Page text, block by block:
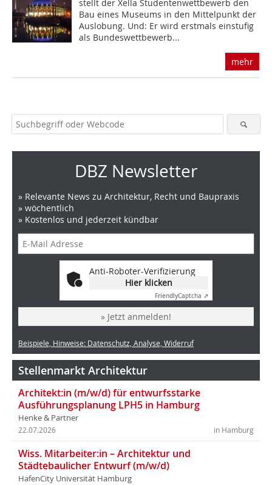
stellt der Xella Studentenwettbewerb den
Bau eines Museums in den Mittelpunkt der
Auslobung. Und: Er wird erstmals einstufig
als Bundeswettbewerb...
mehr
DBZ Newsletter
» Relevante News zu Architektur, Recht und Baupraxis
» wöchentlich
» Kostenlos und jederzeit kündbar
Anti-Roboter-Verifizierung
Hier klicken
FriendlyCaptcha ⇗
» Jetzt anmelden!
Beispiele, Hinweise: Datenschutz, Analyse, Widerruf
Stellenmarkt Architektur
Architekt:in (m/w/d) für entwurfsstarke
Ausführungsplanung LPH5 in Hamburg
Henke & Partner
in Hamburg
22.07.2026
Wiss. Mitarbeiter:in – Architektur und
Städtebaulicher Entwurf (m/w/d)
HafenCity Universität Hamburg